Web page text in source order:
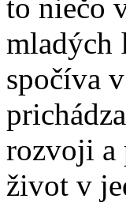
to niečo
mladých
spočíva
rozvoji a
život v